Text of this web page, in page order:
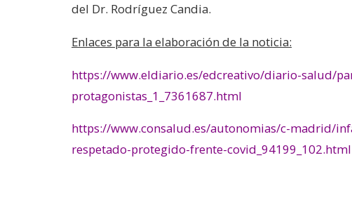
del Dr. Rodríguez Candia.
Enlaces para la elaboración de la noticia:
https://www.eldiario.es/edcreativo/diario-salud/
protagonistas_1_7361687.html
https://www.consalud.es/autonomias/c-madrid/
respetado-protegido-frente-covid_94199_102.html